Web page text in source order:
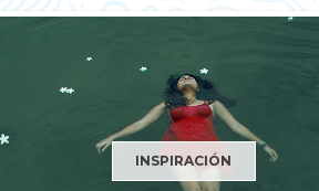
INSPIRACIÓN